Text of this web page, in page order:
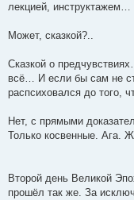
лекцией,
Может, сказкой?..
Сказкой о
всё… И если бы сам не
распсиховался до того,
Нет, с прямыми
Только косвенные. Ага.
Второй день Великой
прошёл так же. За